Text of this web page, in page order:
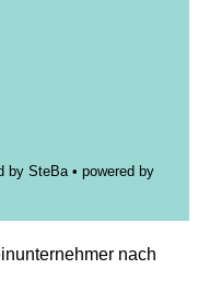
by SteBa • powered by
nach